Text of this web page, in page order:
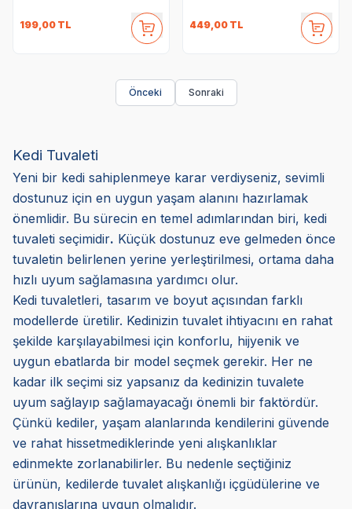
199,00 TL 449,00 TL
Önceki Sonraki
Kedi Tuvaleti
Yeni bir kedi sahiplenmeye karar verdiyseniz, sevimli
dostunuz için en uygun yaşam alanını hazırlamak
önemlidir. Bu sürecin en temel adımlarından biri, kedi
tuvaleti seçimidir. Küçük dostunuz eve gelmeden önce
tuvaletin belirlenen yerine yerleştirilmesi, ortama daha
hızlı uyum sağlamasına yardımcı olur.
Kedi tuvaletleri, tasarım ve boyut açısından farklı
modellerde üretilir. Kedinizin tuvalet ihtiyacını en rahat
şekilde karşılayabilmesi için konforlu, hijyenik ve
uygun ebatlarda bir model seçmek gerekir. Her ne
kadar ilk seçimi siz yapsanız da kedinizin tuvalete
uyum sağlayıp sağlamayacağı önemli bir faktördür.
Çünkü kediler, yaşam alanlarında kendilerini güvende
ve rahat hissetmediklerinde yeni alışkanlıklar
edinmekte zorlanabilirler. Bu nedenle seçtiğiniz
ürünün, kedilerde tuvalet alışkanlığı içgüdülerine ve
davranışlarına uygun olmalıdır.